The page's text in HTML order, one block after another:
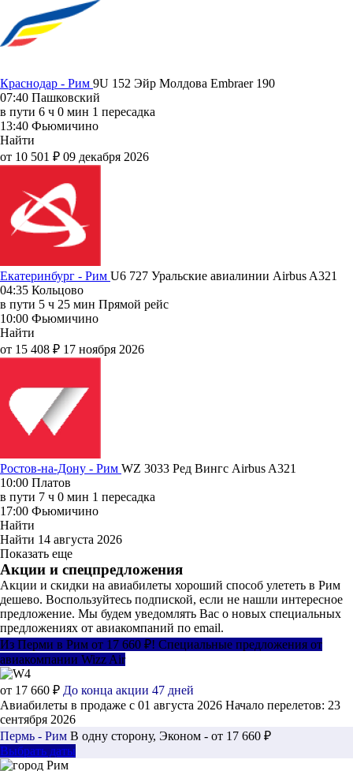
Краснодар - Рим 9U 152 Эйр Молдова Embraer 190
07:40 Пашковский
в пути 6 ч 0 мин 1 пересадка
13:40 Фьюмичино
Найти
от 10 501 ₽ 09 декабря 2026
Екатеринбург - Рим U6 727 Уральские авиалинии Airbus A321
04:35 Кольцово
в пути 5 ч 25 мин Прямой рейс
10:00 Фьюмичино
Найти
от 15 408 ₽ 17 ноября 2026
Ростов-на-Дону - Рим WZ 3033 Ред Вингс Airbus A321
10:00 Платов
в пути 7 ч 0 мин 1 пересадка
17:00 Фьюмичино
Найти
Найти 14 августа 2026
Показать еще
Акции и спецпредложения
Акции и скидки на авиабилеты хороший способ улететь в Рим
дешево. Воспользуйтесь подпиской, если не нашли интересное
предложение. Мы будем уведомлять Вас о новых специальных
предложениях от авиакомпаний по email.
Из Перми в Рим от 17 660 ₽! Специальные предложения от
авиакомпании Wizz Air
от 17 660 ₽ До конца акции 47 дней
Авиабилеты в продаже с 01 августа 2026 Начало перелетов: 23
сентября 2026
Пермь - Рим В одну сторону, Эконом - от 17 660 ₽
Выбрать даты